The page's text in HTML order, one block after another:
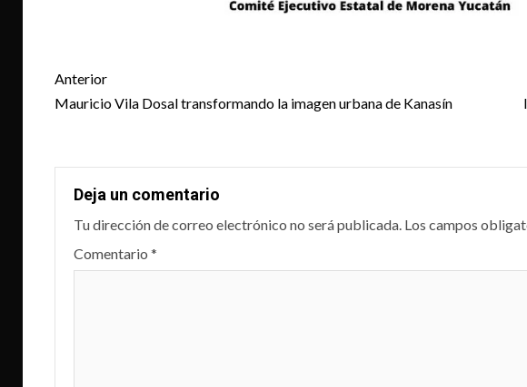
Post
navigation
Anterior
Mauricio Vila Dosal transformando la imagen urbana de Kanasín
Deja un comentario
Tu dirección de correo electrónico no será publicada. Los campos
Comentario *